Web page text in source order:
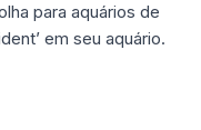
para aquários de
em seu aquário.